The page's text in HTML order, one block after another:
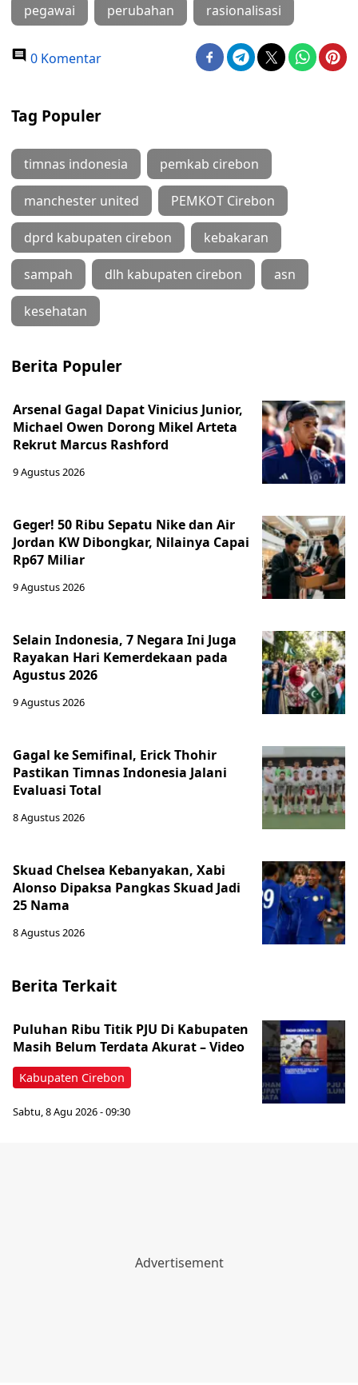
pegawai perubahan rasionalisasi
0 Komentar
Tag Populer
timnas indonesia pemkab cirebon
manchester united PEMKOT Cirebon
dprd kabupaten cirebon kebakaran
sampah dlh kabupaten cirebon asn
kesehatan
Berita Populer
Arsenal Gagal Dapat Vinicius Junior,
Michael Owen Dorong Mikel Arteta
Rekrut Marcus Rashford
9 Agustus 2026
Geger! 50 Ribu Sepatu Nike dan Air
Jordan KW Dibongkar, Nilainya Capai
Rp67 Miliar
9 Agustus 2026
Selain Indonesia, 7 Negara Ini Juga
Rayakan Hari Kemerdekaan pada
Agustus 2026
9 Agustus 2026
Gagal ke Semifinal, Erick Thohir
Pastikan Timnas Indonesia Jalani
Evaluasi Total
8 Agustus 2026
Skuad Chelsea Kebanyakan, Xabi
Alonso Dipaksa Pangkas Skuad Jadi
25 Nama
8 Agustus 2026
Berita Terkait
Kabupaten Cirebon
‎Puluhan Ribu Titik PJU Di Kabupaten
Masih Belum Terdata Akurat – Video
Sabtu, 8 Agu 2026 - 09:30